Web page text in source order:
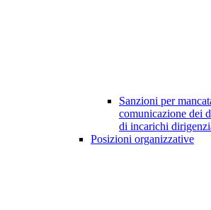
Sanzioni per
comunicazione dei
di incarichi
Posizioni organizzative